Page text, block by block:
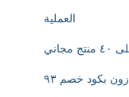
العملية
رابط الحصول على كورس ميرش باي امازون بكود خصم ٩٣